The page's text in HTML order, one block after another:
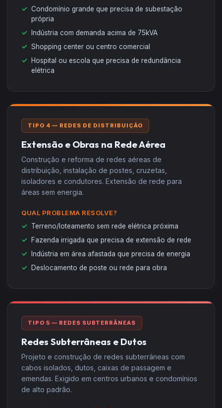
Condomínio grande que precisa de subestação
própria
Indústria com demanda acima de 75kVA
Shopping center ou centro comercial
Hospital ou escola que precisa de redundância
elétrica
TIPO 4 — REDES DE DISTRIBUIÇÃO
Extensão e Obras na Rede Aérea
Construção e reforma de redes aéreas de
distribuição, instalação de postes, cruzetas,
isoladores e condutores. Extensão de rede para
áreas sem energia.
QUAL PROBLEMA RESOLVE?
Terreno/loteamento sem rede elétrica próxima
Fazenda irrigada que precisa de extensão de rede
Indústria em área afastada que precisa de energia
Deslocamento de poste ou rede para obra
TIPO 5 — REDES SUBTERRÂNEAS
Redes Subterrâneas e Dutos
Projeto e construção de redes subterrâneas com
cabos isolados, dutos, caixas de passagem e
emendas. Exigido em centros urbanos e condomínios
de alto padrão.